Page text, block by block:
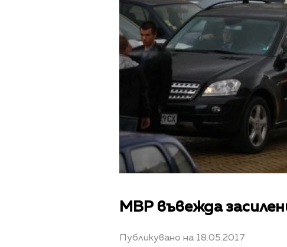
МВР въвежда
Публикувано на 18.05.2017